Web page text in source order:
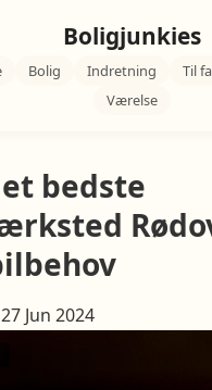
Boligjunkies
Bolig Indretning Til
Værelse
bedste
Jun 2024